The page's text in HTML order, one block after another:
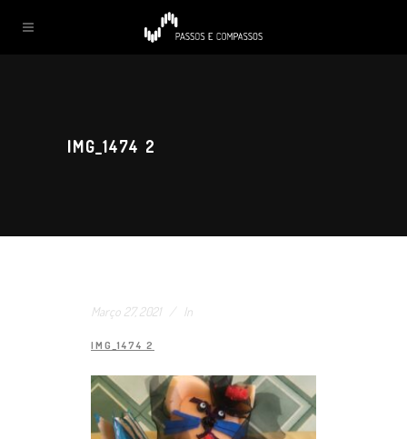
IMG_1474 2
Março 27, 2021 In
IMG_1474 2